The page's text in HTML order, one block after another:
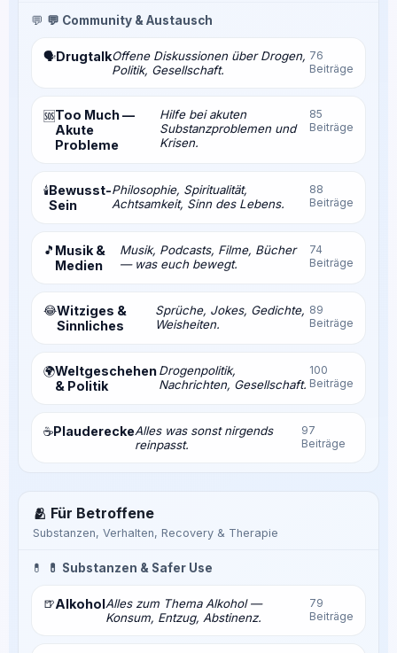
💬 💬 Community & Austausch
🗣️DrugtalkOffene Diskussionen über Drogen,
Politik, Gesellschaft.
76
Beiträge
🆘Too Much —
Akute
Probleme
Hilfe bei akuten
Substanzproblemen und
Krisen.
85
Beiträge
🕯️Bewusst-
Sein
Philosophie, Spiritualität,
Achtsamkeit, Sinn des Lebens.
88
Beiträge
🎵 Musik &
Medien
Musik, Podcasts, Filme, Bücher
— was euch bewegt.
74
Beiträge
😂Witziges &
Sinnliches
Sprüche, Jokes, Gedichte,
Weisheiten.
89
Beiträge
🌍Weltgeschehen
& Politik
Drogenpolitik,
Nachrichten, Gesellschaft.
100
Beiträge
☕PlaudereckeAlles was sonst nirgends
reinpasst.
97
Beiträge
🫂 Für Betroffene
Substanzen, Verhalten, Recovery & Therapie
💊 💊 Substanzen & Safer Use
🍺AlkoholAlles zum Thema Alkohol —
Konsum, Entzug, Abstinenz.
79
Beiträge